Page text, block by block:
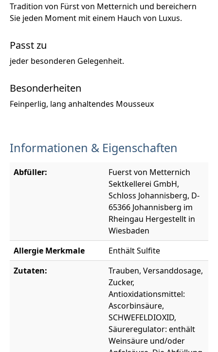
Tradition von Fürst von Metternich und bereichern
Sie jeden Moment mit einem Hauch von Luxus.
Passt zu
jeder besonderen Gelegenheit.
Besonderheiten
Feinperlig, lang anhaltendes Mousseux
Informationen & Eigenschaften
Abfüller:
Fuerst von Metternich
Sektkellerei GmbH,
Schloss Johannisberg, D-
65366 Johannisberg im
Rheingau Hergestellt in
Wiesbaden
Allergie Merkmale
Enthält Sulfite
Zutaten:
Trauben, Versanddosage,
Zucker,
Antioxidationsmittel:
Ascorbinsäure,
SCHWEFELDIOXID,
Säureregulator: enthält
Weinsäure und/oder